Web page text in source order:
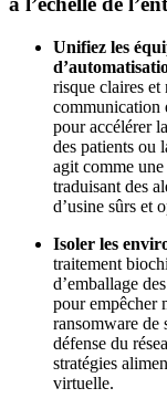
Unifiez les
risque claires et
communication
pour accélérer
des patients ou
agit comme
traduisant des
d’usine sûrs et
Isoler les
traitement
d’emballage
pour empêcher
ransomware de
défense du
stratégies
virtuelle.